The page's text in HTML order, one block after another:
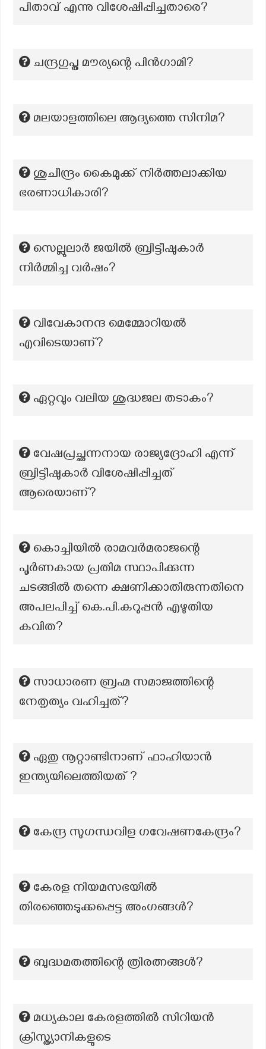
പിതാവ് എന്നു വിശേഷിപ്പിച്ചതാരെ?
ചന്ദ്രഗുപ്ത മൗര്യന്റെ പിൻഗാമി?
മലയാളത്തിലെ ആദ്യത്തെ സിനിമ?
ശുചീന്ദ്രം കൈമുക്ക് നിർത്തലാക്കിയ
ഭരണാധികാരി?
സെല്ലുലാർ ജയിൽ ബ്രിട്ടീഷുകാർ
നിർമ്മിച്ച വര്‍ഷം?
വിവേകാനന്ദ മെമ്മോറിയൽ
എവിടെയാണ്?
ഏറ്റവും വലിയ ശുദ്ധജല തടാകം?
വേഷപ്രച്ഛന്നനായ രാജ്യദ്രോഹി എന്ന്
ബ്രിട്ടീഷുകാർ വിശേഷിപ്പിച്ചത്
ആരെയാണ്?
കൊച്ചിയിൽ രാമവർമരാജന്റെ
പൂർണകായ പ്രതിമ സ്ഥാപിക്കുന്ന
ചടങ്ങിൽ തന്നെ ക്ഷണിക്കാതിരുന്നതിനെ
അപലപിച്ച് കെ.പി.കറുപ്പൻ എഴുതിയ
കവിത?
സാധാരണ ബ്രഹ്മ സമാജത്തിന്റെ
നേതൃത്യം വഹിച്ചത്?
ഏതു നൂറ്റാണ്ടിനാണ് ഫാഹിയാൻ
ഇന്ത്യയിലെത്തിയത് ?
കേന്ദ്ര സുഗന്ധവിള ഗവേഷണകേന്ദ്രം?
കേരള നിയമസഭയിൽ
തിരഞ്ഞെടുക്കപ്പെട്ട അംഗങ്ങൾ?
ബുദ്ധമതത്തിന്റെ ത്രിരത്നങ്ങൾ?
മധ്യകാല കേരളത്തിൽ സിറിയൻ
ക്രിസ്ത്യാനികളുടെ